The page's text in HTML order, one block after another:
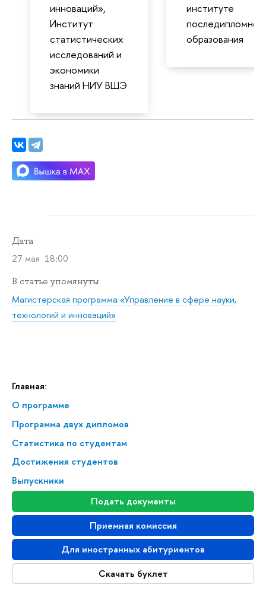
Главная:
О программе
Программа двух дипломов
Статистика по студентам
Достижения студентов
Выпускники
Подать документы
Приемная комиссия
Для иностранных абитуриентов
Скачать буклет
инноваций»,
Институт
статистических
исследований и
экономики
знаний НИУ ВШЭ
институте
образования
Дата
27 мая 18:00
В статье упомянуты
Магистерская программа «Управление в сфере науки,
технологий и инноваций»